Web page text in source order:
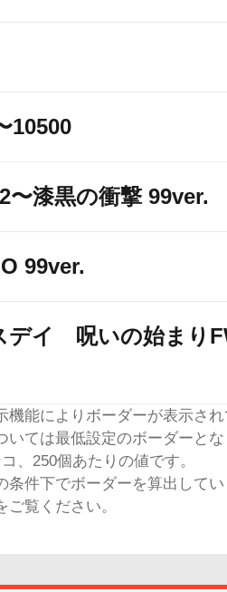
10500
〜漆黒の衝撃 99ver.
99ver.
デイ 呪いの始まり
機能によりボーダーが表示さ
いては最低設定のボーダーと
、250個あたりの値です。
条件下でボーダーを算出して
覧ください。